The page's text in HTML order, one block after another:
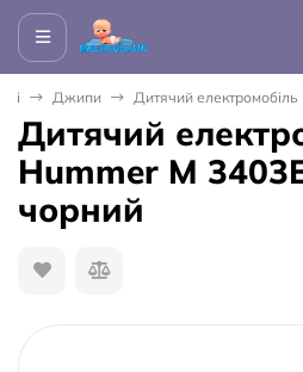
Джипи Дитячий
Дитячий
Hummer M
чорний